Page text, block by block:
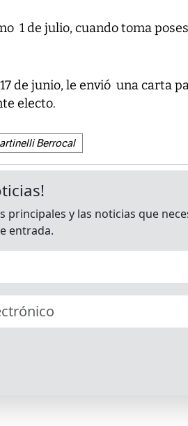
1 de julio, cuando toma
de junio, le envió una carta
electo.
Berrocal